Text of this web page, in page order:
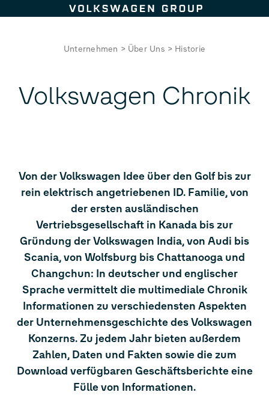
Zum Seiteninhalt springen
Unternehmen > Über Uns > Historie
Volkswagen Chronik
Von der Volkswagen Idee über den Golf bis zur
rein elektrisch angetriebenen ID. Familie, von
der ersten ausländischen
Vertriebsgesellschaft in Kanada bis zur
Gründung der Volkswagen India, von Audi bis
Scania, von Wolfsburg bis Chattanooga und
Changchun: In deutscher und englischer
Sprache vermittelt die multimediale Chronik
Informationen zu verschiedensten Aspekten
der Unternehmensgeschichte des Volkswagen
Konzerns. Zu jedem Jahr bieten außerdem
Zahlen, Daten und Fakten sowie die zum
Download verfügbaren Geschäftsberichte eine
Fülle von Informationen.